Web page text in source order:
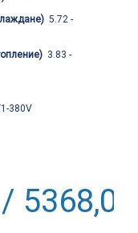
5.72 -
3.83 -
380V